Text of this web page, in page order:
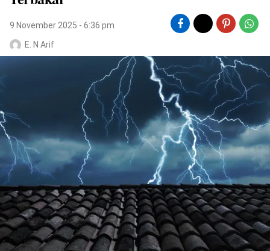
Teknologi
Copyright
2026
Klik
Sandi
-
All
right
reserved
9 November 2025 - 6:36 pm
E. N Arif